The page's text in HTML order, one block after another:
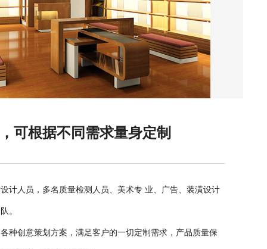
可根据不同需求量身定制
计人员，多名质量检测人员、美术专 业、广告、装潢设计
。
种创意策划方案，满足客户的一切定制需求，产品质量保